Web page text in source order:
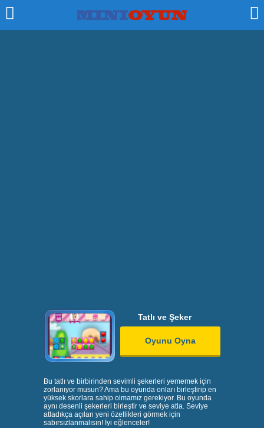
Tatlı ve Şeker
Oyunu Oyna
Bu tatlı ve birbirinden sevimli şekerleri yememek için
zorlanıyor musun? Ama bu oyunda onları birleştirip en
yüksek skorlara sahip olmamız gerekiyor. Bu oyunda
aynı desenli şekerleri birleştir ve seviye atla. Seviye
atladıkça açılan yeni özellikleri görmek için
sabırsızlanmalısın! İyi eğlenceler!